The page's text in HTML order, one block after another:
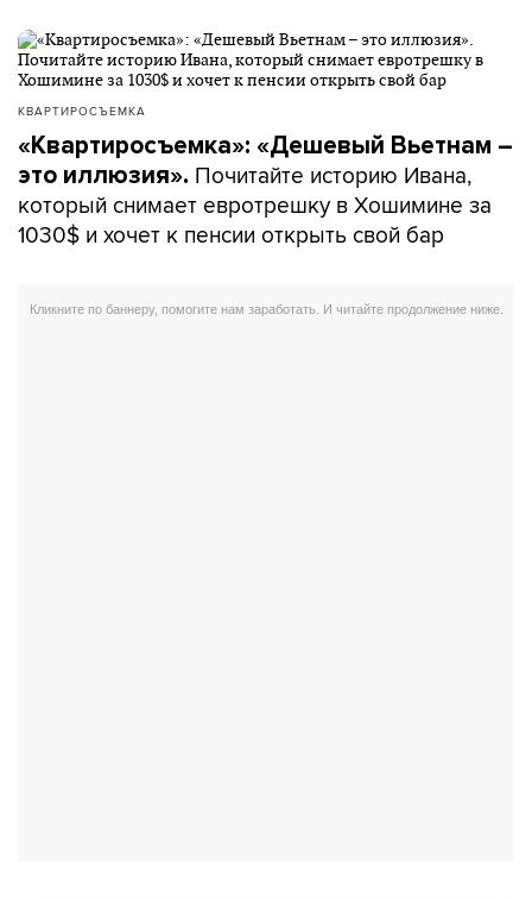
КВАРТИРОСЪЕМКА
«Квартиросъемка»: «Дешевый Вьетнам –
это иллюзия». Почитайте историю Ивана,
который снимает евротрешку в Хошимине за
1030$ и хочет к пенсии открыть свой бар